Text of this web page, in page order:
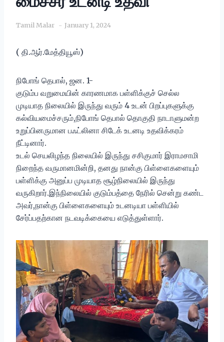
Tamil Malar January 1, 2024
( தி.ஆர்.மேத்தியூஸ்)
நிபோங் தெபால், ஜன. 1-
குடும்ப வறுமையின் காரணமாக பள்ளிக்குச் செல்ல
முடியாத நிலையில் இருந்து வரும் 4 உடன் பிறப்புகளுக்கு
கல்வியமைச்சரும்,நிபோங் தெபால் தொகுதி நாடாளுமன்ற
உறுப்பினருமான பஃட்லினா சிடேக் உடனடி உதவிக்கரம்
நீட்டினார்.
உடல் செயலிழந்த நிலையில் இருந்து சசிகுமார் இராமசாமி
நிறைந்த வருமானமின்றி, தனது நான்கு பிள்ளைகளையும்
பள்ளிக்கு அனுப்ப முடியாத சூழ்நிலையில் இருந்து
வருகிறார்.இந்நிலையில் குடும்பத்தை நேரில் சென்று கண்ட
அவர்,நான்கு பிள்ளைகளையும் உடனடியா பள்ளியில்
சேர்ப்பதற்கான நடவடிக்கையை எடுத்துள்ளார்.